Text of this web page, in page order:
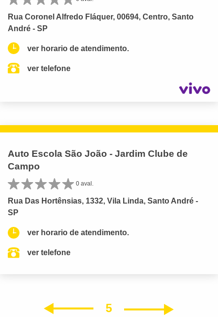
Rua Coronel Alfredo Fláquer, 00694, Centro, Santo
André - SP
ver horario de atendimento.
ver telefone
Auto Escola São João - Jardim Clube de
Campo
0 aval.
Rua Das Hortênsias, 1332, Vila Linda, Santo André -
SP
ver horario de atendimento.
ver telefone
5